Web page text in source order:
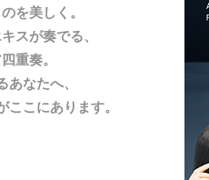
を美しく。
スが奏でる、
重奏。
なたへ、
こにあります。